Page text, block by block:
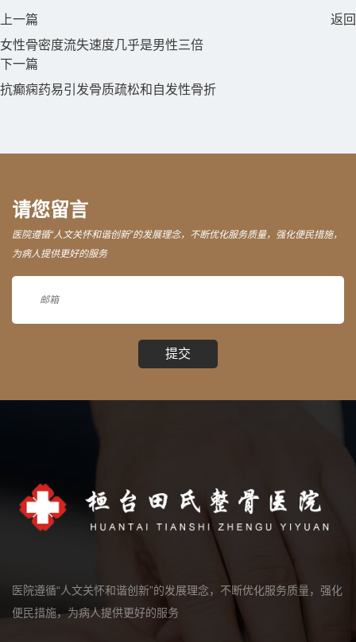
上一篇
女性骨密度流失速度几乎是男性三倍
返回
下一篇
抗癫痫药易引发骨质疏松和自发性骨折
请您留言
医院遵循“人文关怀和谐创新”的发展理念，不断优化服务质量，强化便民措施，
为病人提供更好的服务
提交
医院遵循“人文关怀和谐创新”的发展理念，不断优化服务质量，强化
便民措施，为病人提供更好的服务